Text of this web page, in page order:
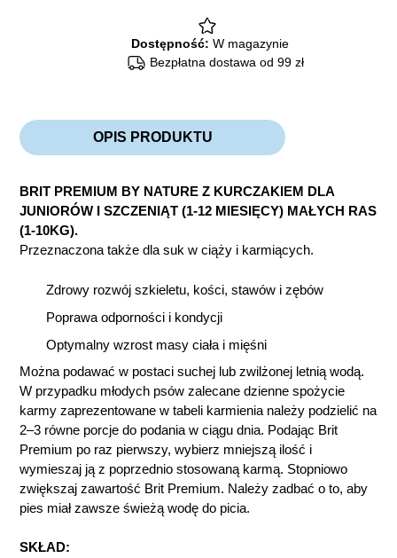
small
quantity
Dostępność: W magazynie
Bezpłatna dostawa od 99 zł
OPIS PRODUKTU
BRIT PREMIUM BY NATURE Z KURCZAKIEM DLA
JUNIORÓW I SZCZENIĄT (1-12 MIESIĘCY) MAŁYCH RAS
(1-10KG).
Przeznaczona także dla suk w ciąży i karmiących.
Zdrowy rozwój szkieletu, kości, stawów i zębów
Poprawa odporności i kondycji
Optymalny wzrost masy ciała i mięśni
Można podawać w postaci suchej lub zwilżonej letnią wodą.
W przypadku młodych psów zalecane dzienne spożycie
karmy zaprezentowane w tabeli karmienia należy podzielić na
2–3 równe porcje do podania w ciągu dnia. Podając Brit
Premium po raz pierwszy, wybierz mniejszą ilość i
wymieszaj ją z poprzednio stosowaną karmą. Stopniowo
zwiększaj zawartość Brit Premium. Należy zadbać o to, aby
pies miał zawsze świeżą wodę do picia.
SKŁAD: